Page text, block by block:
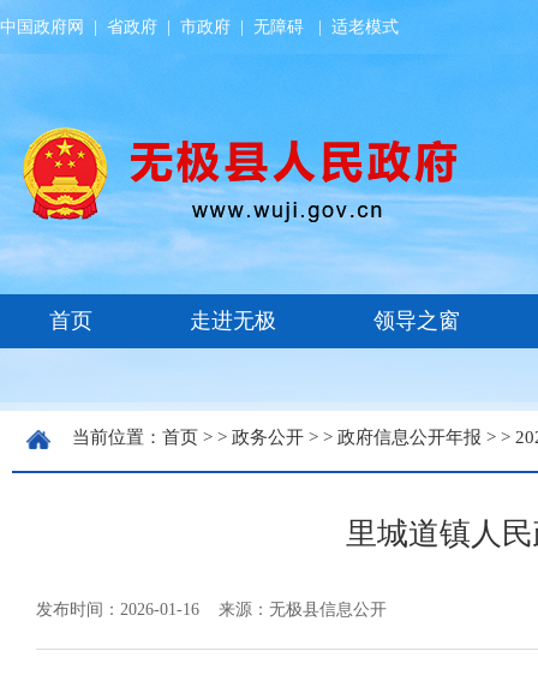
中国政府网 省政府 市政府 无障碍 适老模式
当前位置： 首页 > > 政务公开 > > 政府信息公开年报 > >
里城道镇人
发布时间：2026-01-16 来源：无极县信息公开